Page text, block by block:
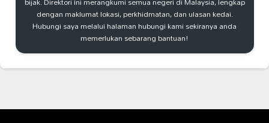
dengan maklumat lokasi, perkhidmatan, dan ulasan kedai.
Hubungi saya melalui halaman hubungi kami sekiranya anda
memerlukan sebarang bantuan!